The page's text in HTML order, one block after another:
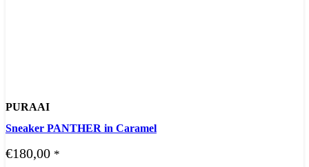
PURAAI
Sneaker PANTHER in Caramel
€180,00 *